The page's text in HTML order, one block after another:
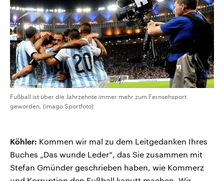
Fußball ist über die Jahrzehnte immer mehr zum Fernsehsport
geworden. (imago Sportfoto)
Köhler: Kommen wir mal zu dem Leitgedanken Ihres
Buches „Das wunde Leder“, das Sie zusammen mit
Stefan Gmünder geschrieben haben, wie Kommerz